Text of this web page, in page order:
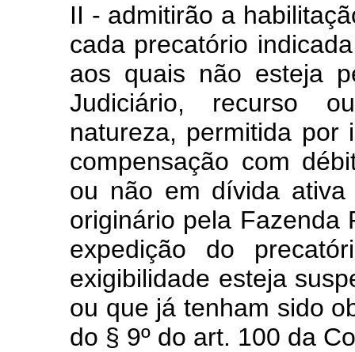
II - admitirão a
cada precatório
aos quais não esteja
Judiciário, recurso
natureza, permitida por
compensação com
ou não em dívida ativa
originário pela Fazenda
expedição do
exigibilidade esteja
ou que já tenham sido
do § 9º do art. 100 da